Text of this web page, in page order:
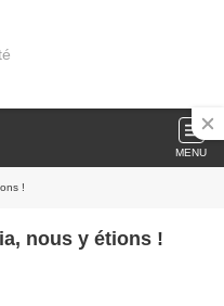
MENU
!
nous y étions !